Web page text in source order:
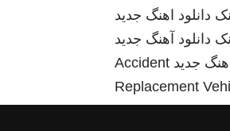
دانلود اهنگ جدید
دانلود آهنگ جدید
جدید Accident
Replacement